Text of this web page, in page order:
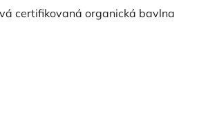
certifikovaná organická bavlna